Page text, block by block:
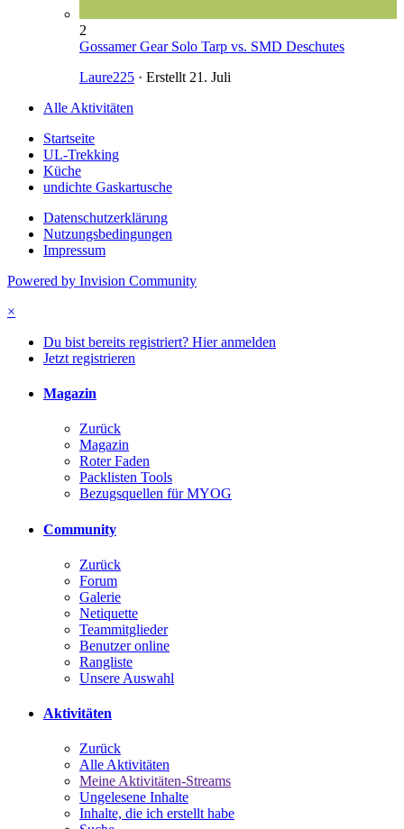
2
Gossamer Gear Solo Tarp vs. SMD Deschutes
Laure225 · Erstellt 21. Juli
Alle Aktivitäten
Startseite
UL-Trekking
Küche
undichte Gaskartusche
Datenschutzerklärung
Nutzungsbedingungen
Impressum
Powered by Invision Community
×
Du bist bereits registriert? Hier anmelden
Jetzt registrieren
Magazin
Zurück
Magazin
Roter Faden
Packlisten Tools
Bezugsquellen für MYOG
Community
Zurück
Forum
Galerie
Netiquette
Teammitglieder
Benutzer online
Rangliste
Unsere Auswahl
Aktivitäten
Zurück
Alle Aktivitäten
Meine Aktivitäten-Streams
Ungelesene Inhalte
Inhalte, die ich erstellt habe